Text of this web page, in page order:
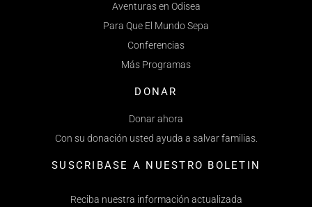
Aventuras en Odisea
Para Que El Mundo Sepa
Conferencias
Más Programas
DONAR
Donar ahora
Con su donación usted ayuda a salvar familias.
SUSCRIBASE A NUESTRO BOLETIN
Reciba nuestra información actualizada